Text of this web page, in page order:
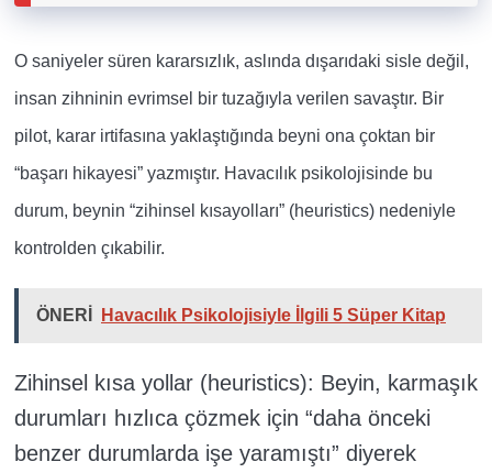
O saniyeler süren kararsızlık, aslında dışarıdaki sisle değil,
insan zihninin evrimsel bir tuzağıyla verilen savaştır. Bir
pilot, karar irtifasına yaklaştığında beyni ona çoktan bir
“başarı hikayesi” yazmıştır. Havacılık psikolojisinde bu
durum, beynin “zihinsel kısayolları” (heuristics) nedeniyle
kontrolden çıkabilir.
ÖNERİ Havacılık Psikolojisiyle İlgili 5 Süper Kitap
Zihinsel kısa yollar (heuristics): Beyin, karmaşık
durumları hızlıca çözmek için “daha önceki
benzer durumlarda işe yaramıştı” diyerek